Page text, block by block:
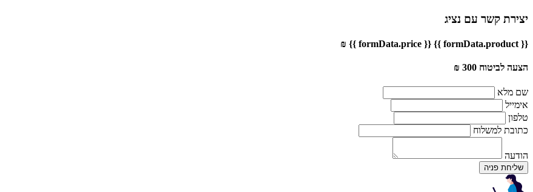
יצירת קשר עם נציג
{{ formData.product }}
{{ formData.price }} ₪
הצעה לביטוח 300 ₪
שם מלא
אימייל
טלפון
כתובת למשלוח
הודעה
שליחת פניה